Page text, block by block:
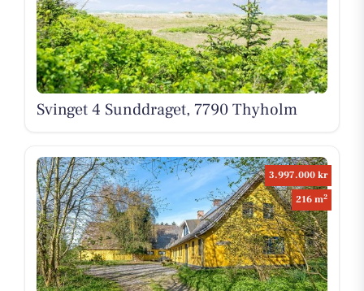
Svinget 4 Sunddraget, 7790 Thyholm
3.997.000 kr
216 m2